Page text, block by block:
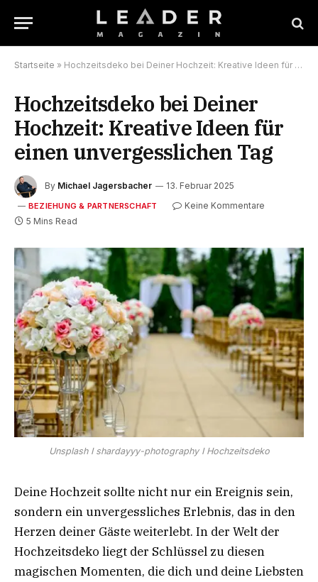
Startseite » Hochzeitsdeko bei Deiner Hochzeit: Kreative Ideen für einen unvergesslichen Tag
Hochzeitsdeko bei Deiner
Hochzeit: Kreative Ideen für
einen unvergesslichen Tag
By Michael Jagersbacher 13. Februar 2025
BEZIEHUNG & PARTNERSCHAFT
Keine Kommentare
5 Mins Read
Unsplash I shardayyy-photography I Hochzeitsdeko
Deine Hochzeit sollte nicht nur ein Ereignis sein,
sondern ein unvergessliches Erlebnis, das in den
Herzen deiner Gäste weiterlebt. In der Welt der
Hochzeitsdeko liegt der Schlüssel zu diesen
magischen Momenten, die dich und deine Liebsten